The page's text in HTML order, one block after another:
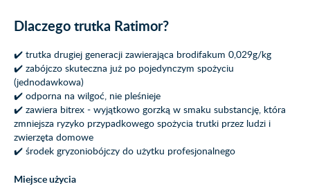
Dlaczego trutka Ratimor?
✔️ trutka drugiej generacji zawierająca brodifakum 0,029g/kg
✔️ zabójczo skuteczna już po pojedynczym spożyciu
(jednodawkowa)
✔️ odporna na wilgoć, nie pleśnieje
✔️ zawiera bitrex - wyjątkowo gorzką w smaku substancję, która
zmniejsza ryzyko przypadkowego spożycia trutki przez ludzi i
zwierzęta domowe
✔️ środek gryzoniobójczy do użytku profesjonalnego
Miejsce użycia